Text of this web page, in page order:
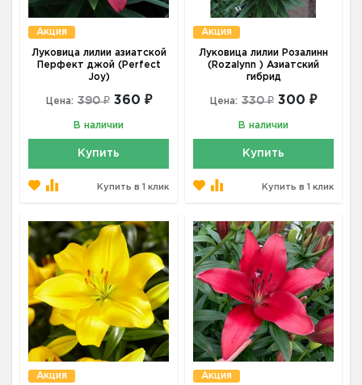
Акция
Луковица лилии азиатской
Перфект джой (Perfect
Joy)
Цена: 390 ₽ 360 ₽
В наличии
Купить
Купить в 1 клик
Акция
Луковица лилии Розалинн
(Rozalynn ) Азиатский
гибрид
Цена: 330 ₽ 300 ₽
В наличии
Купить
Купить в 1 клик
Акция Акция